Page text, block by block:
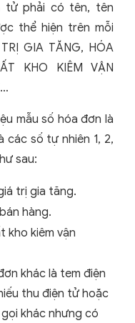
tử phải có tên, tên
thể hiện trên mỗi
GIA TĂNG, HÓA
KHO KIÊM VẬN
mẫu số hóa đơn là
số tự nhiên 1, 2,
sau:
trị gia tăng.
hàng.
kho kiêm vận
khác là tem điện
thu điện tử hoặc
khác nhưng có